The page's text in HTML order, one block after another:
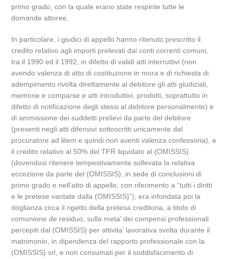
primo grado, con la quale erano state respinte tutte le
domande attoree.
In particolare, i giudici di appello hanno ritenuto prescritto il
credito relativo agli importi prelevati dai conti correnti comuni,
tra il 1990 ed il 1992, in difetto di validi atti interruttivi (non
avendo valenza di atto di costituzione in mora e di richiesta di
adempimento rivolta direttamente al debitore gli atti giudiziali,
memorie e comparse e atti introduttivi, prodotti, soprattutto in
difetto di notificazione degli stessi al debitore personalmente) e
di ammissione dei suddetti prelievi da parte del debitore
(presenti negli atti difensivi sottoscritti unicamente dal
procuratore ad litem e quindi non aventi valenza confessoria), e
il credito relativo al 50% del TFR liquidato al (OMISSIS)
(dovendosi ritenere tempestivamente sollevata la relativa
eccezione da parte del (OMISSIS), in sede di conclusioni di
primo grado e nell’atto di appello, con riferimento a “tutti i diritti
e le pretese vantate dalla (OMISSIS)”); era infondata poi la
doglianza circa il rigetto della pretesa creditoria, a titolo di
comunione de residuo, sulla meta’ dei compensi professionali
percepiti dal (OMISSIS) per attivita’ lavorativa svolta durante il
matrimonio, in dipendenza del rapporto professionale con la
(OMISSIS) srl, e non consumati per il soddisfacimento di